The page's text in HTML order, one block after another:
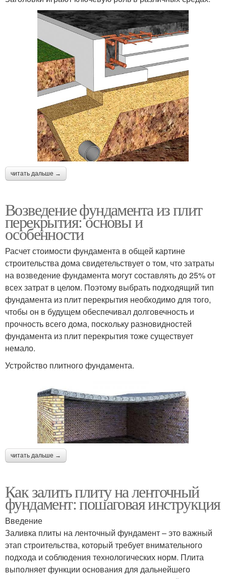
читать дальше →
Возведение фундамента из плит
перекрытия: основы и
особенности
Расчет стоимости фундамента в общей картине
строительства дома свидетельствует о том, что затраты
на возведение фундамента могут составлять до 25% от
всех затрат в целом. Поэтому выбрать подходящий тип
фундамента из плит перекрытия необходимо для того,
чтобы он в будущем обеспечивал долговечность и
прочность всего дома, поскольку разновидностей
фундамента из плит перекрытия тоже существует
немало.
Устройство плитного фундамента.
читать дальше →
Как залить плиту на ленточный
фундамент: пошаговая инструкция
Введение
Заливка плиты на ленточный фундамент – это важный
этап строительства, который требует внимательного
подхода и соблюдения технологических норм. Плита
выполняет функции основания для дальнейшего